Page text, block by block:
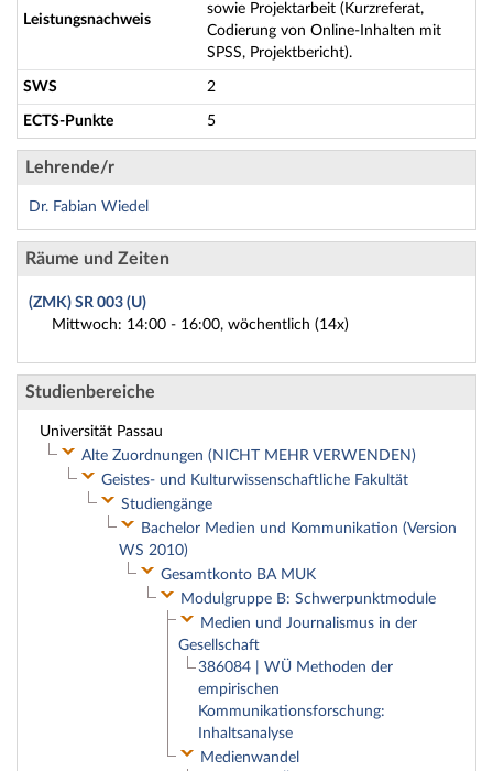
Leistungsnachweis
sowie Projektarbeit (Kurzreferat,
Codierung von Online-Inhalten mit
SPSS, Projektbericht).
SWS 2
ECTS-Punkte 5
Lehrende/r
Dr. Fabian Wiedel
Räume und Zeiten
(ZMK) SR 003 (U)
Mittwoch: 14:00 - 16:00, wöchentlich (14x)
Studienbereiche
Universität Passau
Alte Zuordnungen (NICHT MEHR VERWENDEN)
Geistes- und Kulturwissenschaftliche Fakultät
Studiengänge
Bachelor Medien und Kommunikation (Version
WS 2010)
Gesamtkonto BA MUK
Modulgruppe B: Schwerpunktmodule
Medien und Journalismus in der
Gesellschaft
386084 | WÜ Methoden der
empirischen
Kommunikationsforschung:
Inhaltsanalyse
Medienwandel